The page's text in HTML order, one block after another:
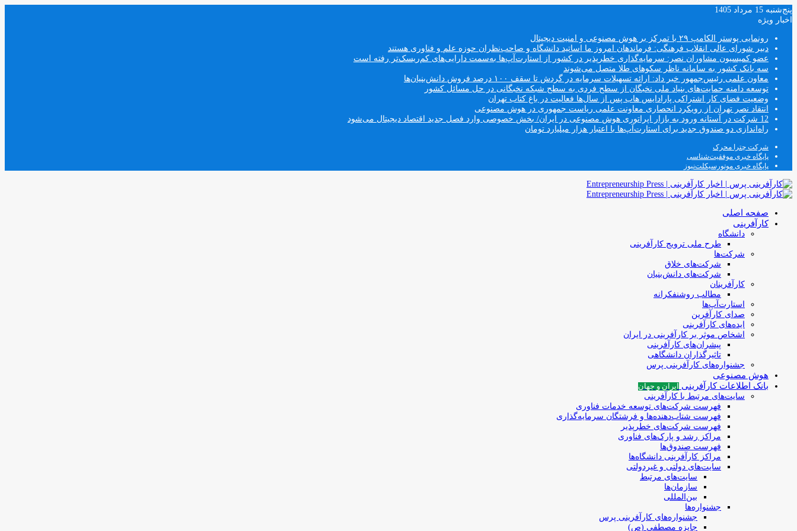
پنج‌شنبه 15 مرداد 1405
اخبار ویژه
رونمایی پوستر الکامپ ۲۹ با تمرکز بر هوش مصنوعی و امنیت دیجیتال
دبیر شورای عالی انقلاب فرهنگی: فرماندهان امروز ما اساتید دانشگاه و صاحب‌نظران حوزه علم و فناوری هستند
عضو کمیسیون مشاوران نصر: سرمایه‌گذاری خطرپذیر در کشور از استارت‌آپ‌ها به‌سمت دارایی‌های کم‌ریسک‌تر رفته است
سه بانک کشور به سامانه ناظر سکوهای طلا متصل می‌شوند
معاون علمی رئیس‌جمهور خبر داد: ارائه تسهیلات سرمایه در گردش تا سقف ۱۰۰ درصد فروش دانش‌بنیان‌ها
توسعه دامنه حمایت‌های بنیاد ملی نخبگان از سطح فردی به سطح شبکه نخبگانی در حل مسائل کشور
وضعیت فضای کار اشتراکی پارادایس هاب پس از سال‌ها فعالیت در باغ کتاب تهران
انتقاد نصر تهران از رویکرد انحصاری معاونت علمی ریاست جمهوری در هوش مصنوعی
12 شرکت در آستانه ورود به بازار اپراتوری هوش مصنوعی در ایران/ بخش خصوصی وارد فصل جدید اقتصاد دیجیتال می‌شود
راه‌اندازی دو صندوق جدید برای استارت‌آپ‌ها با اعتبار هزار میلیارد تومان
شرکت چترا محرک
پایگاه خبری موفقیت‌شناسی
پایگاه خبری موتورسیکلت‌نیوز
صفحه اصلی
کارآفرینی
دانشگاه
طرح ملی ترویج کارآفرینی
شرکت‌ها
شرکت‌های خلاق
شرکت‌های دانش‌بنیان
کارآفرینان
مطالب روشنفکرانه
استارت‌آپ‌ها
صدای کارآفرین
ایده‌های کارآفرینی
اشخاص موثر بر کارآفرینی در ایران
پیشران‌های کارآفرینی
تاثیرگذاران دانشگاهی
جشنواره‌های کارآفرینی‌ پرس
هوش مصنوعی
بانک اطلاعات کارآفرینی
ایران و جهان
سایت‌های مرتبط با کارآفرینی
فهرست شرکت‌های‌‌ توسعه‌ خدمات فناوری
فهرست شتاب‌دهنده‌ها‌ و فرشتگان‌ سرمایه‌گذاری
فهرست شرکت‌های خطرپذیر
مراکز رشد و پارک‌های فناوری
فهرست صندوق‌ها
مراکز کارآفرینی دانشگاه‌ها
سایت‌های دولتی و غیردولتی
سایت‌های مرتبط
سازمان‌ها
بین‌المللی
جشنواره‌ها
جشنواره‌های کارآفرینی‌ پرس
جایزه مصطفی (ص)